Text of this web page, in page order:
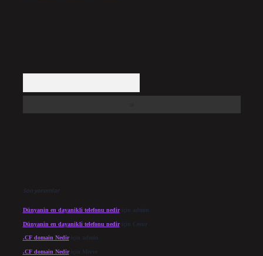
Son yorumlar
Dünyanin en dayanikli telefonu nediriçin admin
Dünyanin en dayanikli telefonu nediriçin Cesur
.CF domain Nediriçin admin
.CF domain Nediriçin Merve